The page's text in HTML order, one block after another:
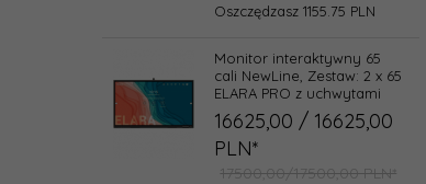
Oszczędzasz 1155.75 PLN
Monitor interaktywny 65
cali NewLine, Zestaw: 2 x 65
ELARA PRO z uchwytami
16625,00 / 16625,00
PLN*
17500,00/17500,00 PLN*